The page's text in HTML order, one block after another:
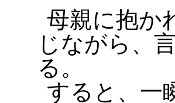
母親に抱か
じながら、
る。
すると、一